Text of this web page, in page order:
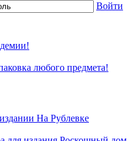
Войти
любого предмета!
На Рублевке